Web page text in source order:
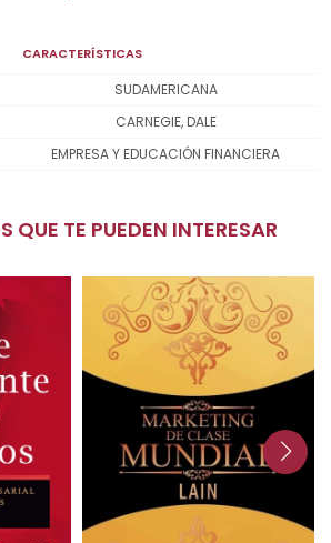
CARACTERÍSTICAS
SUDAMERICANA
CARNEGIE, DALE
EMPRESA Y EDUCACIÓN FINANCIERA
QUE TE PUEDEN INTERESAR